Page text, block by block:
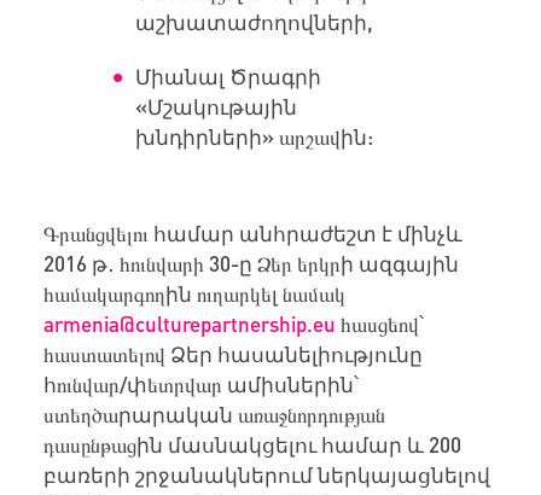
աշխատաժողովների,
Միանալ Ծրագրի
«Մշակութային
խնդիրների» արշավին:
Գրանցվելու համար անհրաժեշտ է մինչև
2016 թ․ հունվարի 30-ը Ձեր երկրի ազգային
համակարգողին ուղարկել նամակ
armenia@culturepartnership.eu հասցեով՝
հաստատելով Ձեր հասանելիությունը
հունվար/փետրվար ամիսներին՝
ստեղծարարական առաջնորդության
դասընթացին մասնակցելու համար և200
բառերի շրջանակներումներկայացնելով